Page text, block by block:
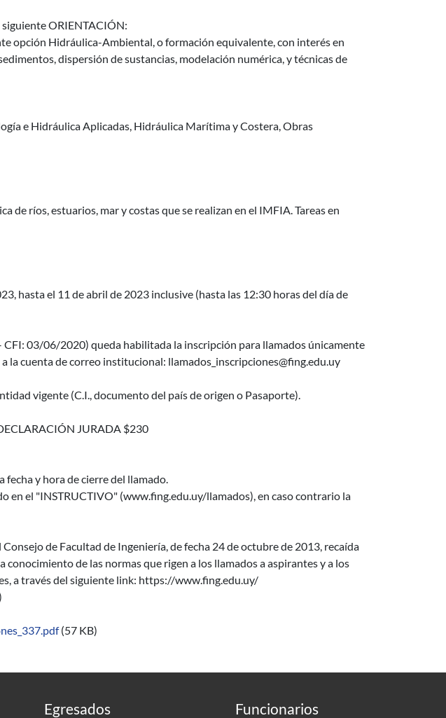
ORIENTACIÓN:
opción Hidráulica-Ambiental, o formación equivalente, con interés en
dispersión de sustancias, modelación numérica, y técnicas de
e Hidráulica Aplicadas, Hidráulica Marítima y Costera, Obras
de ríos, estuarios, mar y costas que se realizan en el IMFIA. Tareas en
hasta el 11 de abril de 2023 inclusive (hasta las 12:30 horas del día de
CFI: 03/06/2020) queda habilitada la inscripción para llamados únicamente
la cuenta de correo institucional: llamados_inscripciones@fing.edu.uy
vigente (C.I., documento del país de origen o Pasaporte).
JURADA $230
fecha y hora de cierre del llamado.
en el "INSTRUCTIVO" (www.fing.edu.uy/llamados), en caso contrario la
de Facultad de Ingeniería, de fecha 24 de octubre de 2013, recaída
de las normas que rigen a los llamados a aspirantes y a los
a través del siguiente link: https://www.fing.edu.uy/
(57 KB)
Egresados Funcionarios